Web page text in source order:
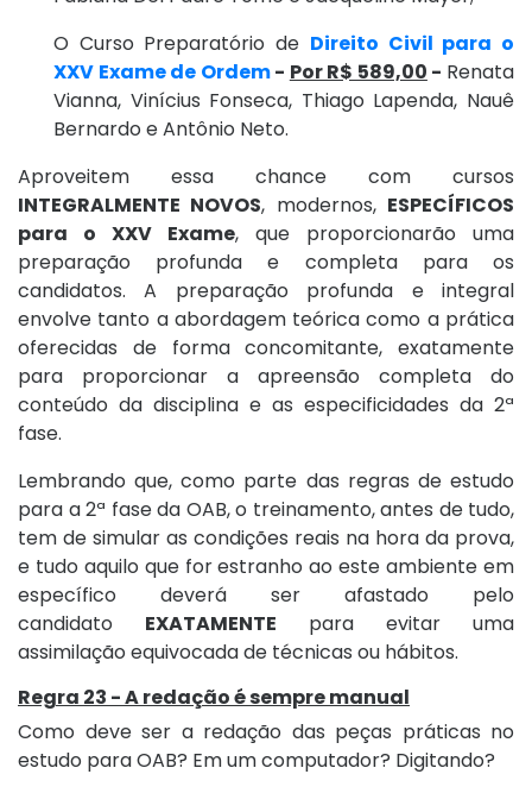
O Curso Preparatório de Direito Civil para o
XXV Exame de Ordem- Por R$ 589,00 - Renata
Vianna, Vinícius Fonseca, Thiago Lapenda, Nauê
Bernardo e Antônio Neto.
Aproveitem essa chance com cursos
INTEGRALMENTE NOVOS, modernos, ESPECÍFICOS
para o XXV Exame, que proporcionarão uma
preparação profunda e completa para os
candidatos. A preparação profunda e integral
envolve tanto a abordagem teórica como a prática
oferecidas de forma concomitante, exatamente
para proporcionar a apreensão completa do
conteúdo da disciplina e as especificidades da 2ª
fase.
Lembrando que, como parte das regras de estudo
para a 2ª fase da OAB, o treinamento, antes de tudo,
tem de simular as condições reais na hora da prova,
e tudo aquilo que for estranho ao este ambiente em
específico deverá ser afastado pelo
candidato EXATAMENTE para evitar uma
assimilação equivocada de técnicas ou hábitos.
Regra 23 - A redação é sempre manual
Como deve ser a redação das peças práticas no
estudo para OAB? Em um computador? Digitando?